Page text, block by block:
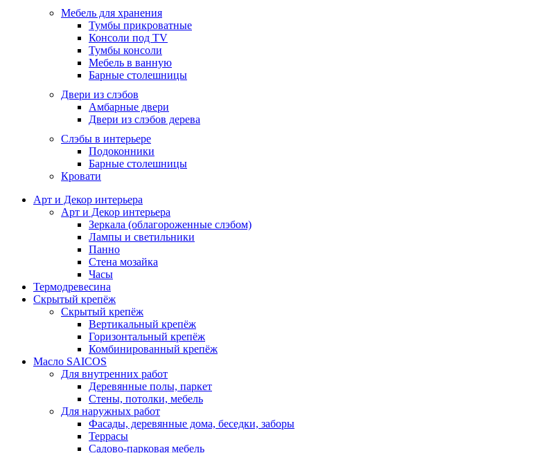
Мебель для хранения
Тумбы прикроватные
Консоли под TV
Тумбы консоли
Мебель в ванную
Барные столешницы
Двери из слэбов
Амбарные двери
Двери из слэбов дерева
Слэбы в интерьере
Подоконники
Барные столешницы
Кровати
Арт и Декор интерьера
Арт и Декор интерьера
Зеркала (облагороженные слэбом)
Лампы и светильники
Панно
Стена мозайка
Часы
Термодревесина
Скрытый крепёж
Скрытый крепёж
Вертикальный крепёж
Горизонтальный крепёж
Комбинированный крепёж
Масло SAICOS
Для внутренних работ
Деревянные полы, паркет
Стены, потолки, мебель
Для наружных работ
Фасады, деревянные дома, беседки, заборы
Террасы
Садово-парковая мебель